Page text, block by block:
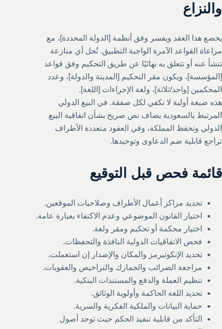
والنزاع
يخضع هذا العقد ويفسر وفق أنظمة [الدولة المحددة]، مع
مراعاة القواعد الآمرة الواجبة التطبيق. تُحل أي منازعة
تنشأ عنه أو تتعلق به نهائيًا عن طريق التحكيم وفق قواعد
[المؤسسة]، ويكون مقر التحكيم [المدينة والدولة]، وعدد
المحكمين [واحد/ثلاثة]، ولغة الإجراءات [اللغة].
هذه صيغة أولية لا تكفي لكل صفقة. في البيع الدولي
المرتبط بالسعودية يضاف نص صريح بشأن اتفاقية البيع
الدولي وتحفظ المملكة، وفي العقود متعددة الأطراف
تراجع قابلية ضم الدعاوى وتوحيدها.
قائمة فحص قبل التوقيع
تحديد مراكز أعمال الأطراف وصلاحيات الموقعين.
اختيار القانون الموضوعي وعدم الاكتفاء بعبارة عامة.
اختيار محكمة أو تحكيم ومقر ولغة.
فحص الاتفاقيات الدولية النافذة والتحفظات.
تحديد الإنكوتيرمز والمكان والإصدار إن استعملت.
مراجعة الضرائب والجمارك والتراخيص والعقوبات.
تنظيم العملة والدفع والمستندات البنكية.
تحديد اللغة الحاكمة وأولوية الوثائق.
حماية البيانات والملكية الفكرية والسرية.
التأكد من قابلية تنفيذ الحكم حيث توجد أصول